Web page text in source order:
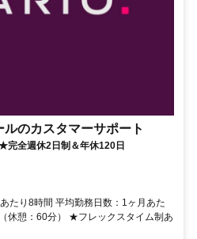
のカスタマーサポート
完全週休2日制＆年休120日
たり8時間 平均勤務日数：1ヶ月あた
休憩：60分） ★フレックスタイム制あ